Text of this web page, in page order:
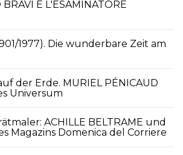
E L'ESAMINATORE
1977). Die wunderbare Zeit am
der Erde. MURIEL PÉNICAUD
Universum
ACHILLE BELTRAME und
Magazins Domenica del Corriere